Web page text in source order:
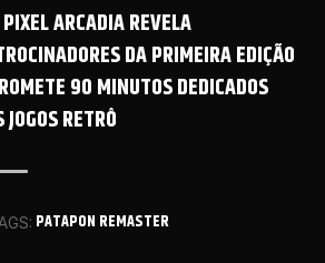
PIXEL ARCADIA REVELA
DA PRIMEIRA EDIÇÃO
90 MINUTOS DEDICADOS
JOGOS RETRÔ
PATAPON REMASTER